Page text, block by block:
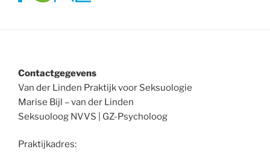
Contactgegevens
Van der Linden Praktijk voor Seksuologie
Marise Bijl – van der Linden
Seksuoloog NVVS | GZ-Psycholoog
Praktijkadres: